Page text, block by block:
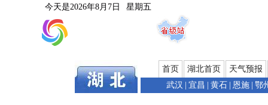
今天是2026年8月7日 星期五
首页 湖北首页
天气预报
武汉
宜昌 黄石 恩施 鄂